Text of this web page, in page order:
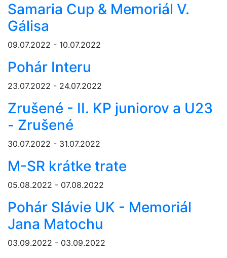
Samaria Cup & Memoriál V.
Gálisa
09.07.2022 - 10.07.2022
Pohár Interu
23.07.2022 - 24.07.2022
Zrušené - II. KP juniorov a U23
- Zrušené
30.07.2022 - 31.07.2022
M-SR krátke trate
05.08.2022 - 07.08.2022
Pohár Slávie UK - Memoriál
Jana Matochu
03.09.2022 - 03.09.2022